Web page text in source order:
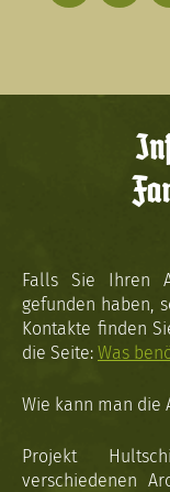
Falls Sie Ihren
gefunden haben,
Kontakte finden
die Seite: Was
Wie kann man die
Projekt
verschiedenen